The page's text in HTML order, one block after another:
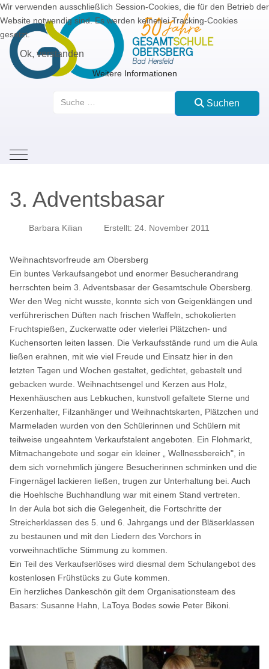
Suchen
Mobile Menu Toggle
3. Adventsbasar
Barbara Kilian Erstellt: 24. November 2011
Weihnachtsvorfreude am Obersberg
Ein buntes Verkaufsangebot und enormer Besucherandrang
herrschten beim 3. Adventsbasar der Gesamtschule Obersberg.
Wer den Weg nicht wusste, konnte sich von Geigenklängen und
verführerischen Düften nach frischen Waffeln, schokolierten
Fruchtspießen, Zuckerwatte oder vielerlei Plätzchen- und
Kuchensorten leiten lassen. Die Verkaufsstände rund um die Aula
ließen erahnen, mit wie viel Freude und Einsatz hier in den
letzten Tagen und Wochen gestaltet, gedichtet, gebastelt und
gebacken wurde. Weihnachtsengel und Kerzen aus Holz,
Hexenhäuschen aus Lebkuchen, kunstvoll gefaltete Sterne und
Kerzenhalter, Filzanhänger und Weihnachtskarten, Plätzchen und
Marmeladen wurden von den Schülerinnen und Schülern mit
teilweise ungeahntem Verkaufstalent angeboten. Ein Flohmarkt,
Mitmachangebote und sogar ein kleiner „ Wellnessbereich", in
dem sich vornehmlich jüngere Besucherinnen schminken und die
Fingernägel lackieren ließen, trugen zur Unterhaltung bei. Auch
die Hoehlsche Buchhandlung war mit einem Stand vertreten.
In der Aula bot sich die Gelegenheit, die Fortschritte der
Streicherklassen des 5. und 6. Jahrgangs und der Bläserklassen
zu bestaunen und mit den Liedern des Vorchors in
vorweihnachtliche Stimmung zu kommen.
Ein Teil des Verkaufserlöses wird diesmal dem Schulangebot des
kostenlosen Frühstücks zu Gute kommen.
Ein herzliches Dankeschön gilt dem Organisationsteam des
Basars: Susanne Hahn, LaToya Bodes sowie Peter Bikoni.
Wir verwenden ausschließlich Session-Cookies, die für den Betrieb der
Website notwendig sind. Es werden keinerlei Tracking-Cookies
gesetzt.
Ok, verstanden
Weitere Informationen